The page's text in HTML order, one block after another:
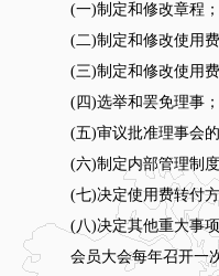
(一)制定和修改章程；
(二)制定和修改使用费
(三)制定和修改使用费
(四)选举和罢免理事；
(五)审议批准理事会的
(六)制定内部管理制度
(七)决定使用费转付方
(八)决定其他重大事项
会员大会每年召开一次